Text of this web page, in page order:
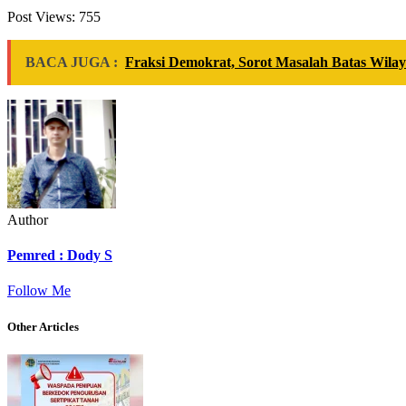
Post Views: 755
BACA JUGA : Fraksi Demokrat, Sorot Masalah Batas
Author
Pemred : Dody S
Follow Me
Other Articles